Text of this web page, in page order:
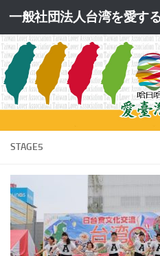
コンテンツへスキップ
STAGE5